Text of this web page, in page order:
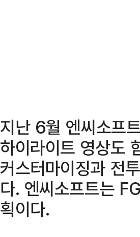
지난 6월 엔씨소프
하이라이트 영상도
커스터마이징과 전
다. 엔씨소프트는
획이다.